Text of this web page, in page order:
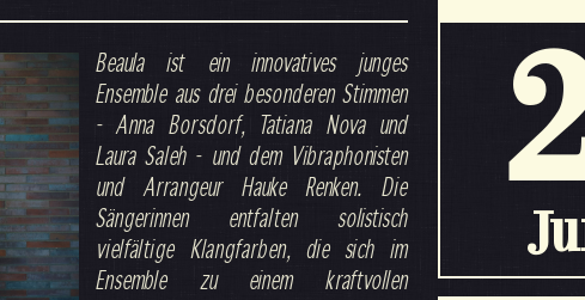
Beaula ist ein innovatives junges
Ensemble aus drei besonderen Stimmen
- Anna Borsdorf, Tatiana Nova und
Laura Saleh - und dem Vibraphonisten
und Arrangeur Hauke Renken. Die
Sängerinnen entfalten solistisch
vielfältige Klangfarben, die sich im
Ensemble zu einem kraftvollen